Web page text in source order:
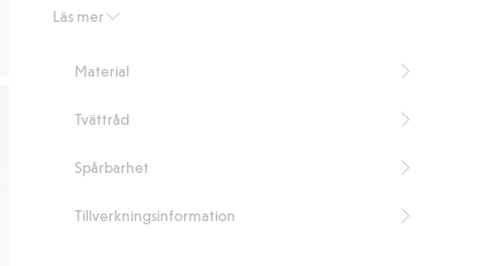
Läs merBriefmodell
Bomullsfodrag gren
Artikelnummer
Material
Tvättråd
Spårbarhet
Tillverkningsinformation